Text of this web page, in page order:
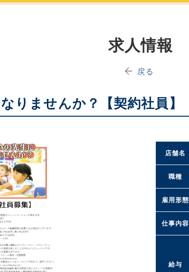
求人情報
戻る
りませんか？【契約社員】
店舗名
職種
雇用形態
仕事内容
給与